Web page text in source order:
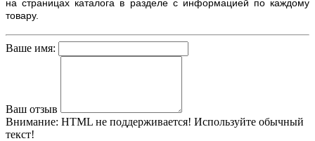
на страницах каталога в разделе с информацией по каждому
товару.
Ваше имя:
Ваш отзыв
Внимание: HTML не поддерживается! Используйте обычный
текст!